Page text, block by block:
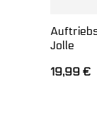
Jolle
19,99 €